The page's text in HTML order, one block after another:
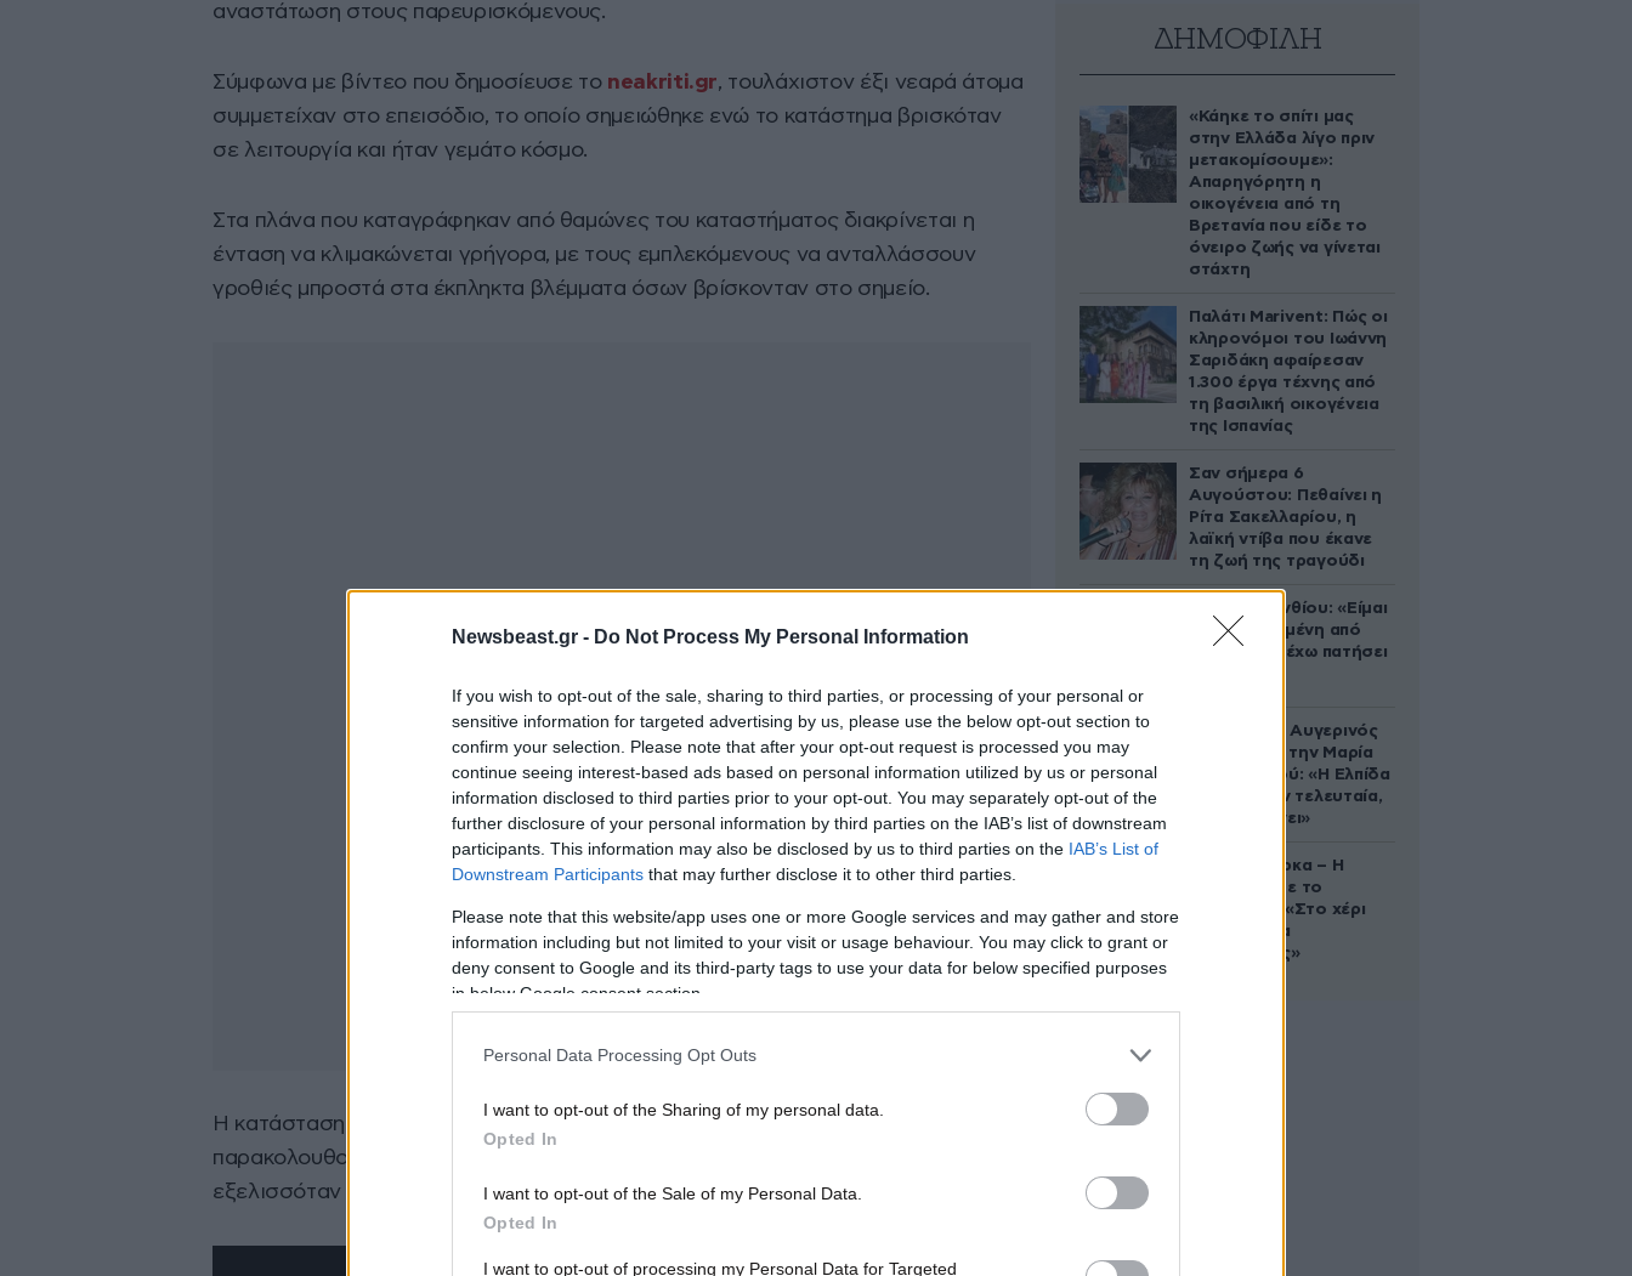
Newsbeast.gr - Do Not Process My Personal Information
If you wish to opt-out of the sale, sharing to third parties, or processing of your personal or
sensitive information for targeted advertising by us, please use the below opt-out section to
confirm your selection. Please note that after your opt-out request is processed you may
continue seeing interest-based ads based on personal information utilized by us or personal
information disclosed to third parties prior to your opt-out. You may separately opt-out of the
further disclosure of your personal information by third parties on the IAB’s list of downstream
participants. This information may also be disclosed by us to third parties on the IAB’s List of
Downstream Participants that may further disclose it to other third parties.
Please note that this website/app uses one or more Google services and may gather and store
information including but not limited to your visit or usage behaviour. You may click to grant or
deny consent to Google and its third-party tags to use your data for below specified purposes
in below Google consent section.
Personal Data Processing Opt Outs
I want to opt-out of the Sharing of my personal data.
Opted In
I want to opt-out of the Sale of my Personal Data.
Opted In
I want to opt-out of processing my Personal Data for Targeted
αναστάτωση στους παρευρισκόμενους.
Σύμφωνα με βίντεο που δημοσίευσε το neakriti.gr, τουλάχιστον έξι νεαρά άτομα
συμμετείχαν στο επεισόδιο, το οποίο σημειώθηκε ενώ το κατάστημα βρισκόταν
σε λειτουργία και ήταν γεμάτο κόσμο.
Στα πλάνα που καταγράφηκαν από θαμώνες του καταστήματος διακρίνεται η
ένταση να κλιμακώνεται γρήγορα, με τους εμπλεκόμενους να ανταλλάσσουν
γροθιές μπροστά στα έκπληκτα βλέμματα όσων βρίσκονταν στο σημείο.
Η κατάσταση προκάλεσε αναστάτωση στον χώρο, ενώ αρκετοί πελάτες
παρακολουθούσαν με έκπληξη τα όσα συνέβαιναν, καθώς η συμπλοκή
εξελισσόταν σε κοινή θέα.
ΔΗΜΟΦΙΛΗ
«Κάηκε το σπίτι μας
στην Ελλάδα λίγο πριν
μετακομίσουμε»:
Απαρηγόρητη η
οικογένεια από τη
Βρετανία που είδε το
όνειρο ζωής να γίνεται
στάχτη
Παλάτι Marivent: Πώς οι
κληρονόμοι του Ιωάννη
Σαριδάκη αφαίρεσαν
1.300 έργα τέχνης από
τη βασιλική οικογένεια
της Ισπανίας
Σαν σήμερα 6
Αυγούστου: Πεθαίνει η
Ρίτα Σακελλαρίου, η
λαϊκή ντίβα που έκανε
τη ζωή της τραγούδι
Μαρία Κορινθίου: «Είμαι
πιο ευτυχισμένη από
ποτέ – Ναι, έχω πατήσει
Ο Θανάσης Αυγερινός
επιμένει για την Μαρία
Καρυστιανού: «Η Ελπίδα
πεθαίνει μεν τελευταία,
αλλά πεθαίνει»
Δανάη Μπάρκα – Η
ανάρτηση με το
σάντουιτς: «Στο χέρι
σου είναι να
αδυνατίσεις»